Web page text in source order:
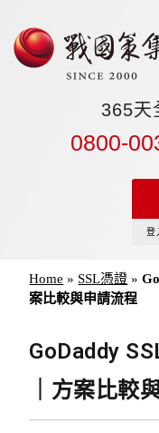
365天
0800-
登
Home » SSL憑證 »
案比較與申請流程
GoDaddy
｜方案比較